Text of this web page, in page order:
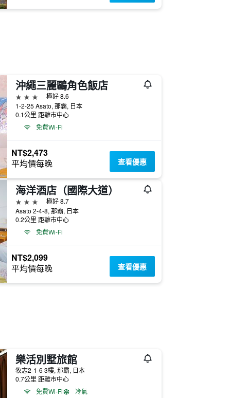
沖繩三麗鷗角色飯店
3星級
極好 8.6
1-2-25 Asato, 那霸, 日本
0.1公里 距離市中心
免費Wi-Fi
NT$2,473
平均價每晚 查看優惠
海洋酒店（國際大道）
3星級
極好 8.7
Asato 2-4-8, 那霸, 日本
0.2公里 距離市中心
免費Wi-Fi
NT$2,099
平均價每晚 查看優惠
樂活別墅旅館
牧志2-1-6 3樓, 那霸, 日本
0.7公里 距離市中心
免費Wi-Fi
冷氣